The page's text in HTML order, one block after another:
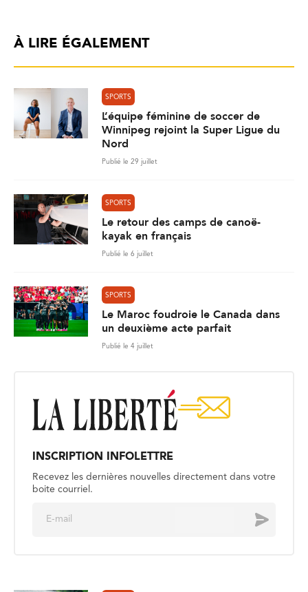
À LIRE ÉGALEMENT
SPORTS
L’équipe féminine de soccer de
Winnipeg rejoint la Super Ligue du
Nord
Publié le 29 juillet
SPORTS
Le retour des camps de canoë-
kayak en français
Publié le 6 juillet
SPORTS
Le Maroc foudroie le Canada dans
un deuxième acte parfait
Publié le 4 juillet
INSCRIPTION INFOLETTRE
Recevez les dernières nouvelles directement dans votre
boite courriel.
Envoyer